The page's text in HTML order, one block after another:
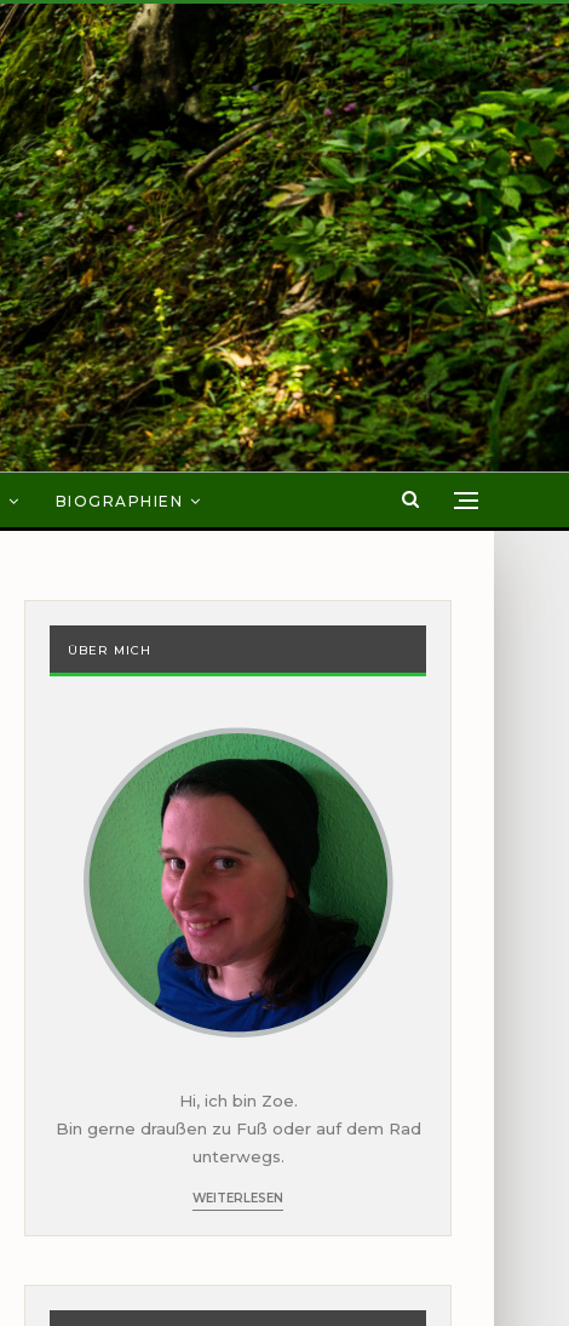
BIOGRAPHIEN
ÜBER MICH
Hi, ich bin Zoe.
Bin gerne draußen zu Fuß oder auf dem Rad
unterwegs.
WEITERLESEN